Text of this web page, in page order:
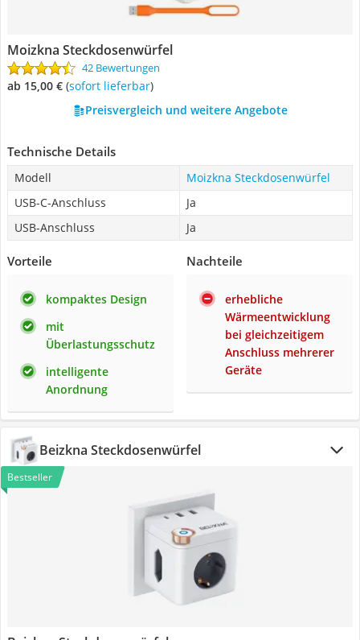
Moizkna Steckdosenwürfel
42 Bewertungen
ab 15,00 € ( Sofort lieferbar)
Preisvergleich und weitere Angebote
Technische Details
Modell
Moizkna Steckdosenwürfel
USB-C-Anschluss
Ja
USB-Anschluss
Ja
Vorteile
kompaktes Design
mit
Überlastungsschutz
intelligente
Anordnung
Nachteile
erhebliche
Wärmeentwicklung
bei gleichzeitigem
Anschluss mehrerer
Geräte
Beizkna Steckdosenwürfel
Bestseller